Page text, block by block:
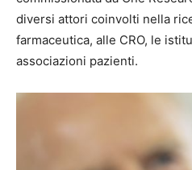
diversi attori coinvolti nella
farmaceutica, alle CRO, le
associazioni pazienti.